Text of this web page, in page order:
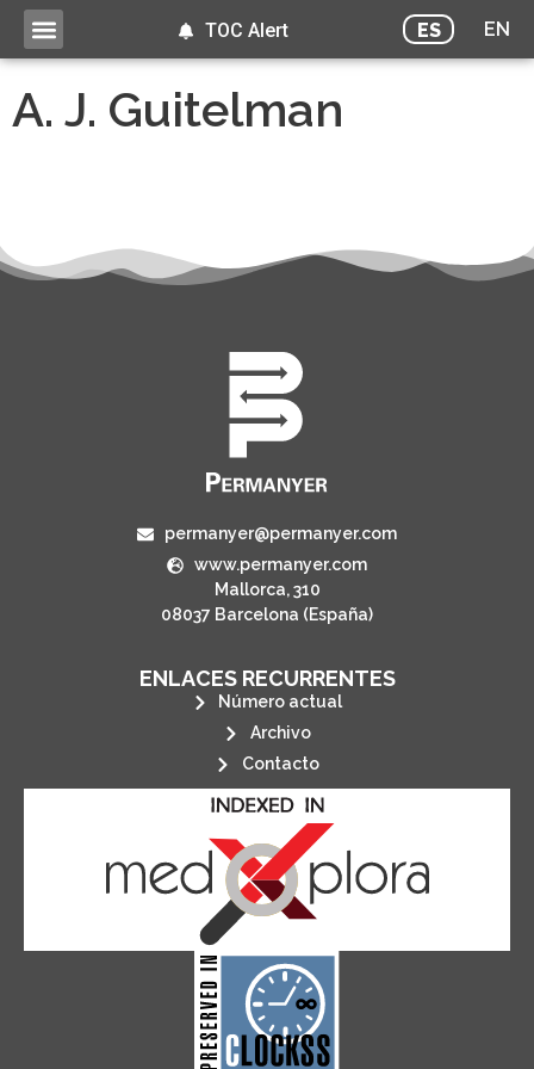
ES EN
TOC Alert
A. J. Guitelman
permanyer@permanyer.com
www.permanyer.com
Mallorca, 310
08037 Barcelona (España)
ENLACES RECURRENTES
Número actual
Archivo
Contacto
CLOCKSS is a dak archive that
ensures the long-term survival
of web-based scholary
publications, governed by and for
its stakeholders.